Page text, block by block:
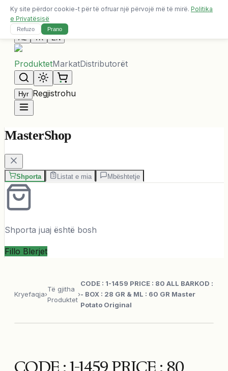
Dërgesa falas për porosi mbi 10,000 ALL
Na Kontaktoni
AL TR EN
ProduktetMarkatDistributorët
Hyr Regjistrohu
MasterShop
Shporta Listat e mia Mbështetje
Shporta juaj është bosh
Fillo Blerjet
Kryefaqja›
Të gjitha
Produktet
›
CODE : 1-1459 PRICE : 80 ALL BARKOD :
- BOX : 28 GR & ML : 60 GR Master
Potato Original
CODE : 1-1459 PRICE : 80
Ky site përdor cookie-t për të ofruar një përvojë më të mirë. Politika
e Privatësisë
Refuzo Prano